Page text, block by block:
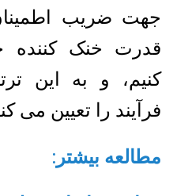
قدرت خنک کننده
کنیم، و به این
فرآیند را تعیین می
مطالعه بیشتر: